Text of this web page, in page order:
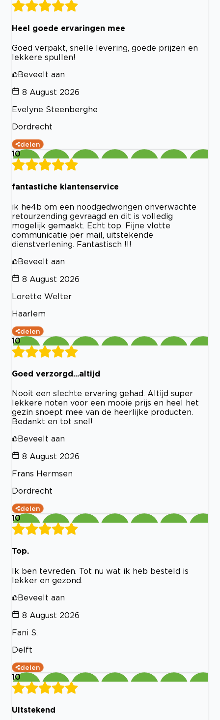
Heel goede ervaringen mee
Goed verpakt, snelle levering, goede prijzen en
lekkere spullen!
Beveelt aan
8 August 2026
Evelyne Steenberghe
Dordrecht
delen
10
fantastiche klantenservice
ik he4b om een noodgedwongen onverwachte
retourzending gevraagd en dit is volledig
mogelijk gemaakt. Echt top. Fijne vlotte
communicatie per mail, uitstekende
dienstverlening. Fantastisch !!!
Beveelt aan
8 August 2026
Lorette Welter
Haarlem
delen
10
Goed verzorgd...altijd
Nooit een slechte ervaring gehad. Altijd super
lekkere noten voor een mooie prijs en heel het
gezin snoept mee van de heerlijke producten.
Bedankt en tot snel!
Beveelt aan
8 August 2026
Frans Hermsen
Dordrecht
delen
10
Top.
Ik ben tevreden. Tot nu wat ik heb besteld is
lekker en gezond.
Beveelt aan
8 August 2026
Fani S.
Delft
delen
10
Uitstekend